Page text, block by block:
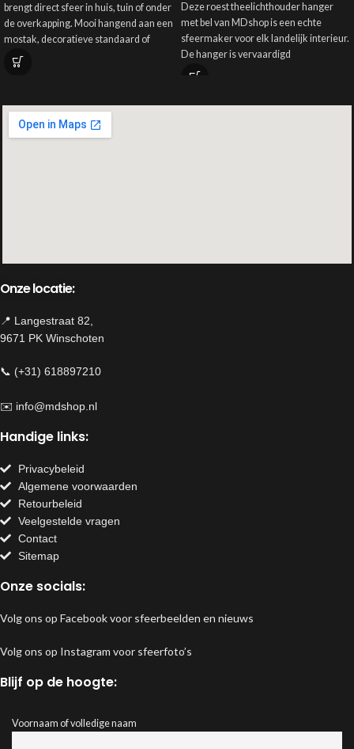
brengt direct sfeer in huis, tuin of onder
de overkapping. Mooi hangend aan een
mostak, decoratieve standaard of
pergola.
Geschikt voor binnen en buiten
Diameter: 8, 10, 12cm
Perfect voor een landelijke kerstsfeer
Deze roest theelichthouder hanger
met bel van MDshop is een echte
sfeermaker voor elk landelijk interieur.
De hanger is vervaardigd
Onze locatie:
📍 Langestraat 82,
9671 PK Winschoten
📞 (+31) 618897210
✉️ info@mdshop.nl
Handige links:
Privacybeleid
Algemene voorwaarden
Retourbeleid
Veelgestelde vragen
Contact
Sitemap
Onze socials:
Volg ons op Facebook voor sfeerbeelden en nieuws
Volg ons op Instagram voor sfeerfoto’s
Blijf op de hoogte:
Voornaam of volledige naam